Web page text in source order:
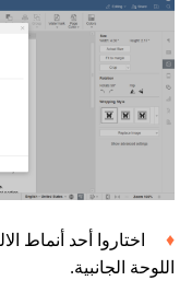
اختاروا أحد أنماط
اللوحة الجانبية.